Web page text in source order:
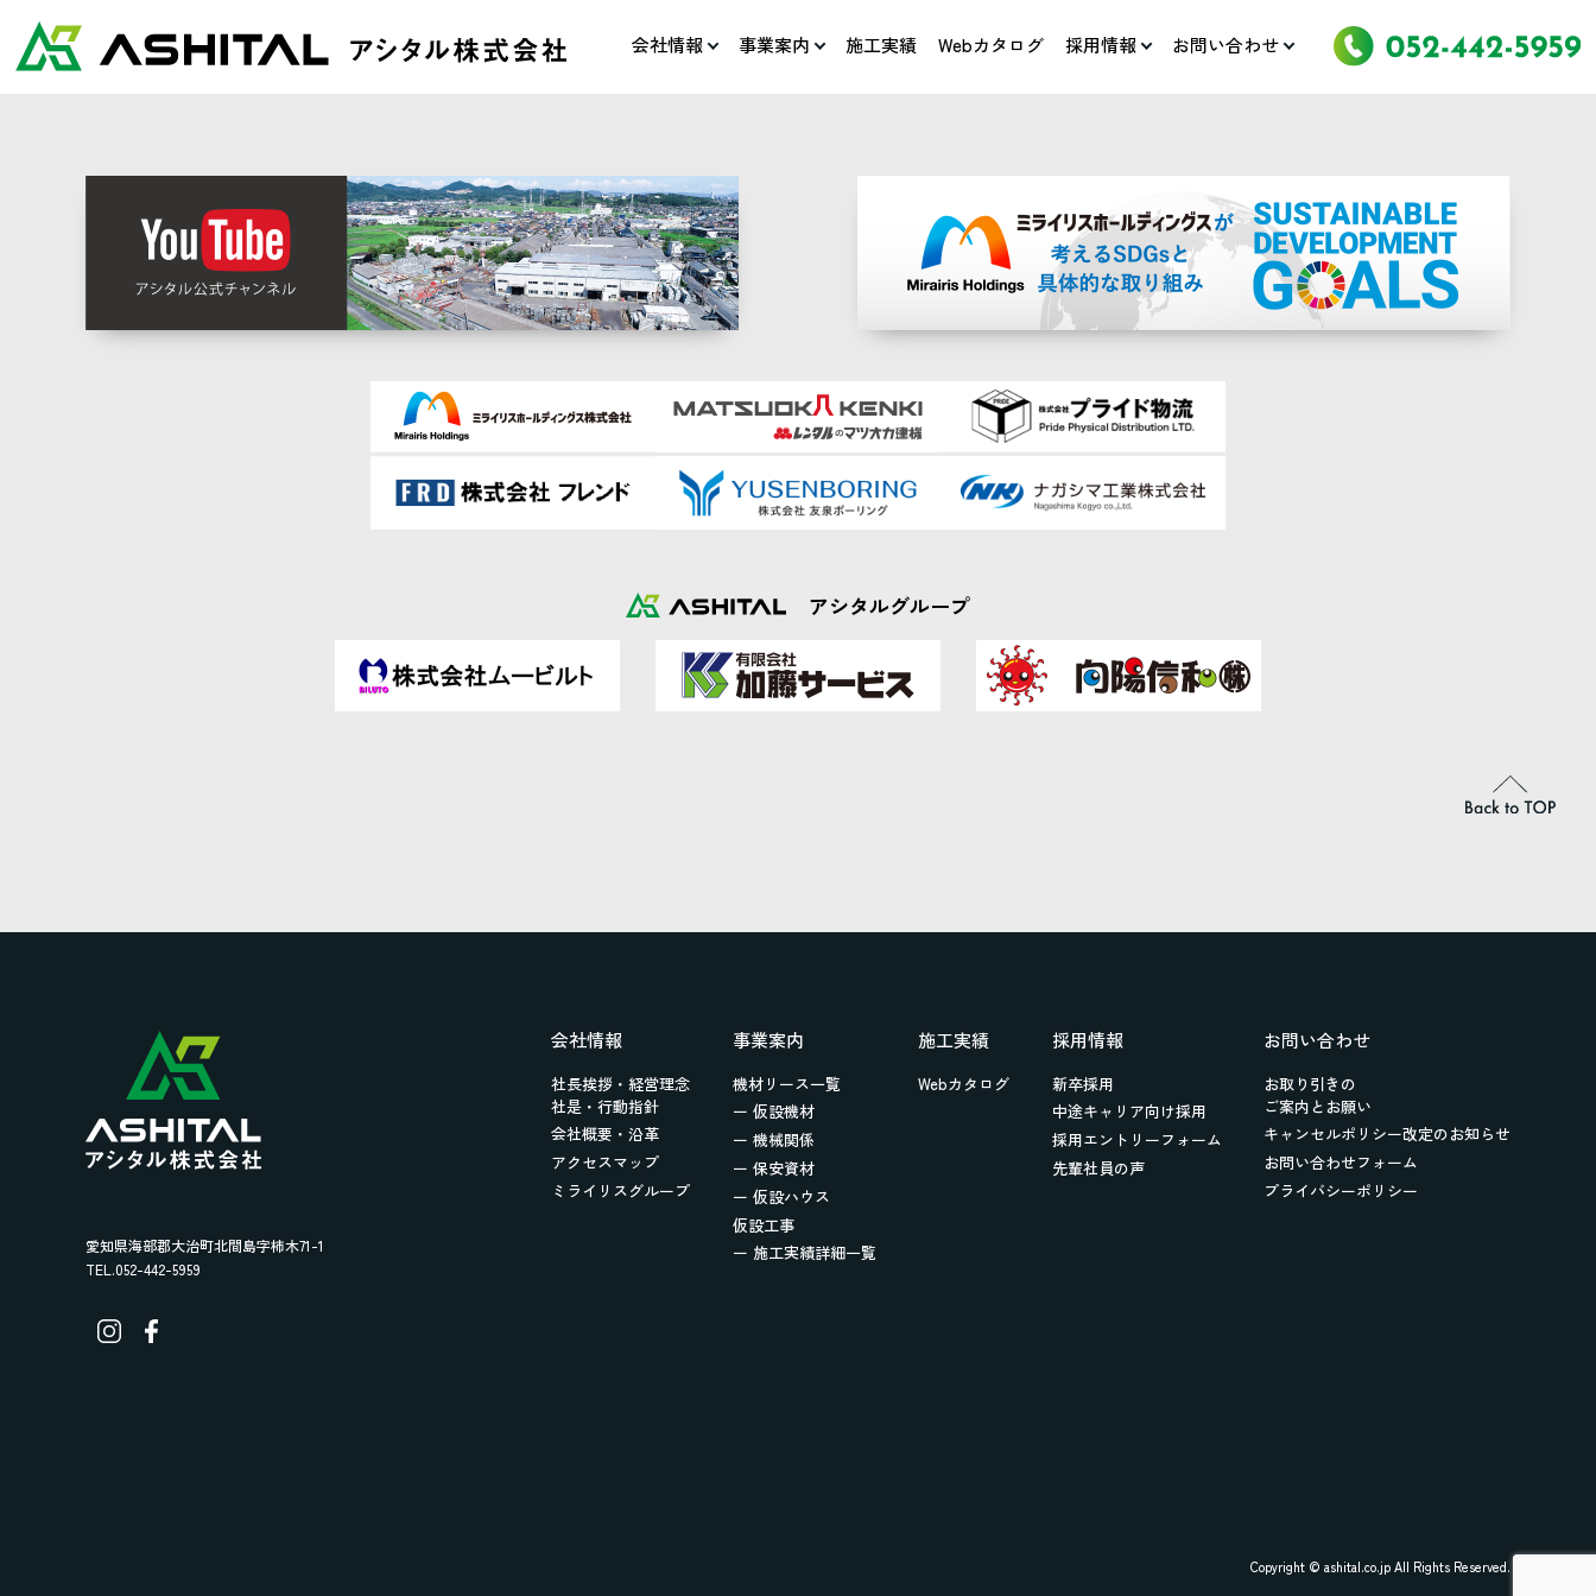
会社情報 事業案内 施工実績 Webカタログ 採用情報 お問い合わせ
アシタルグループ
愛知県海部郡大治町北間島字柿木71-1
TEL.052-442-5959
会社情報
社長挨拶・経営理念
社是・行動指針
会社概要・沿革
アクセスマップ
ミライリスグループ
事業案内
機材リース一覧
ー 仮設機材
ー 機械関係
ー 保安資材
ー 仮設ハウス
仮設工事
ー 施工実績詳細一覧
施工実績
Webカタログ
採用情報
新卒採用
中途キャリア向け採用
採用エントリーフォーム
先輩社員の声
お問い合わせ
お取り引きの
ご案内とお願い
キャンセルポリシー改定のお知らせ
お問い合わせフォーム
プライバシーポリシー
Copyright © ashital.co.jp All Rights Reserved.